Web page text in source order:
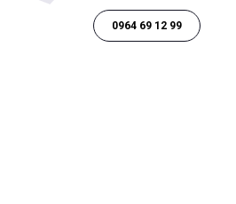
0964 69 12 99